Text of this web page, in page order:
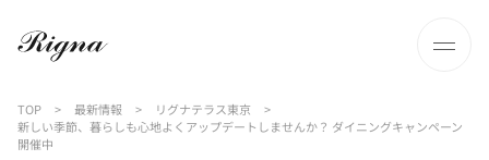
TOP > 最新情報 > リグナテラス東京
>
新しい季節、暮らしも心地よくアップデートしませんか？ ダイニングキャンペーン
開催中